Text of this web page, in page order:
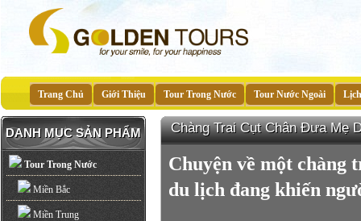
Trang Chủ Giới Thiệu Tour Trong Nước Tour Nước Ngoài
DANH MỤC SẢN PHẨM
Tour Trong Nước
Miền Bắc
Miền Trung
Chàng Trai Cụt Chân Đưa Mẹ
Chuyện về một chàng
du lịch đang khiến